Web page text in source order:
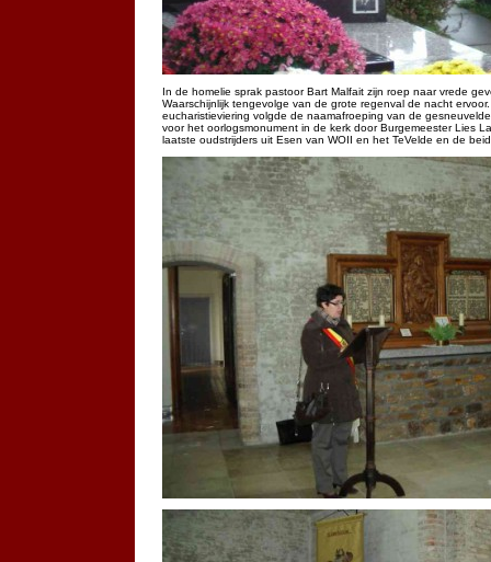
In de homelie sprak pastoor Bart Malfait zijn roep naar vrede
Waarschijnlijk tengevolge van de grote regenval de nacht
eucharistieviering volgde de naamafroeping van de
voor het oorlogsmonument in de kerk door Burgemeester Lies
laatste oudstrijders uit Esen van WOII en het TeVelde en de